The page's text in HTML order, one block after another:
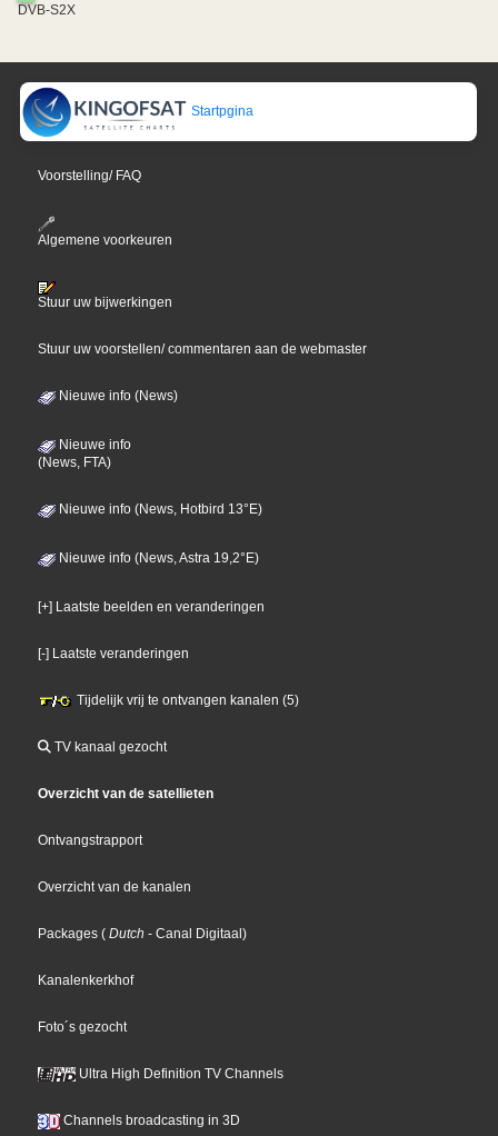
DVB-S2X
Startpgina
Voorstelling/ FAQ
Algemene voorkeuren
Stuur uw bijwerkingen
Stuur uw voorstellen/ commentaren aan de webmaster
Nieuwe info (News)
Nieuwe info
(News, FTA)
Nieuwe info (News, Hotbird 13°E)
Nieuwe info (News, Astra 19,2°E)
[+] Laatste beelden en veranderingen
[-] Laatste veranderingen
Tijdelijk vrij te ontvangen kanalen (5)
TV kanaal gezocht
Overzicht van de satellieten
Ontvangstrapport
Overzicht van de kanalen
Packages ( Dutch - Canal Digitaal)
Kanalenkerkhof
Foto´s gezocht
Ultra High Definition TV Channels
Channels broadcasting in 3D